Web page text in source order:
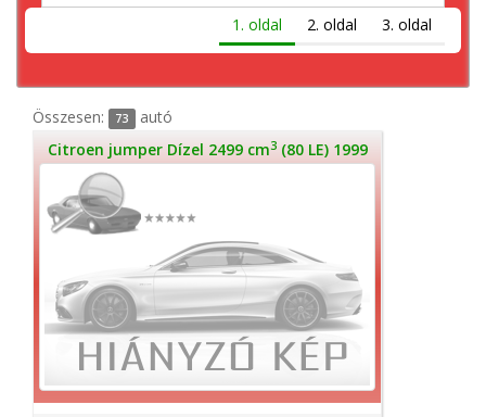
1. oldal 2. oldal 3. oldal
Összesen: 73 autó
Citroen jumper Dízel 2499 cm3(80 LE) 1999